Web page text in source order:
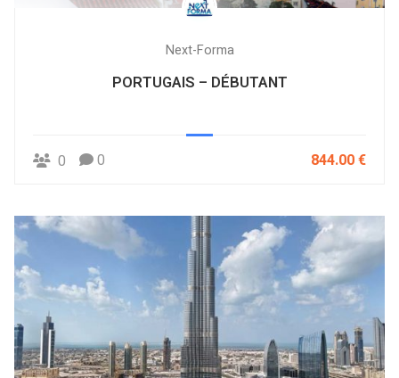
Next-Forma
PORTUGAIS – DÉBUTANT
0 0 844.00 €